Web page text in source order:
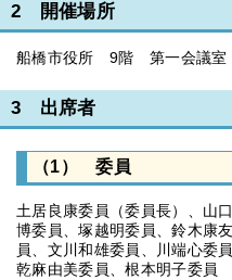
2 開催場所
船橋市役所 9階 第一会議室
3 出席者
（1） 委員
土居良康委員（委員長）、山
博委員、塚越明委員、鈴木康
員、文川和雄委員、川端心委
乾麻由美委員、根本明子委員